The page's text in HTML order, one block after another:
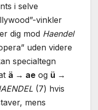
i selve
vinkler
dig mod Haendel
uden videre
specialtegn
ä → ae og ü →
(7) hvis
mens